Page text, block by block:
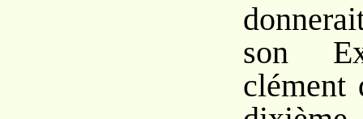
son
clément